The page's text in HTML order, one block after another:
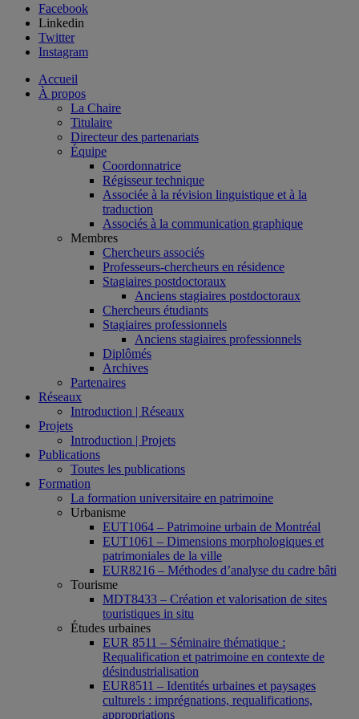
Facebook
Linkedin
Twitter
Instagram
Accueil
À propos
La Chaire
Titulaire
Directeur des partenariats
Équipe
Coordonnatrice
Régisseur technique
Associée à la révision linguistique et à la
traduction
Associés à la communication graphique
Membres
Chercheurs associés
Professeurs-chercheurs en résidence
Stagiaires postdoctoraux
Anciens stagiaires postdoctoraux
Chercheurs étudiants
Stagiaires professionnels
Anciens stagiaires professionnels
Diplômés
Archives
Partenaires
Réseaux
Introduction | Réseaux
Projets
Introduction | Projets
Publications
Toutes les publications
Formation
La formation universitaire en patrimoine
Urbanisme
EUT1064 – Patrimoine urbain de Montréal
EUT1061 – Dimensions morphologiques et
patrimoniales de la ville
EUR8216 – Méthodes d’analyse du cadre bâti
Tourisme
MDT8433 – Création et valorisation de sites
touristiques in situ
Études urbaines
EUR 8511 – Séminaire thématique :
Requalification et patrimoine en contexte de
désindustrialisation
EUR8511 – Identités urbaines et paysages
culturels : imprégnations, requalifications,
appropriations